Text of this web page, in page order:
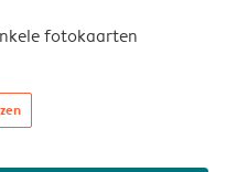
fotokaarten